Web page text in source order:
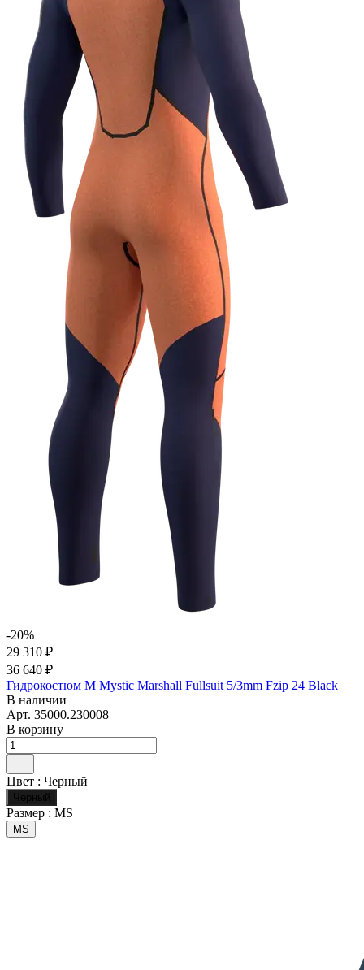
-20%
29 310 ₽
36 640 ₽
Гидрокостюм М Mystic Marshall Fullsuit 5/3mm Fzip 24 Black
В наличии
Арт. 35000.230008
В корзину
Цвет : Черный
Черный
Размер : MS
MS